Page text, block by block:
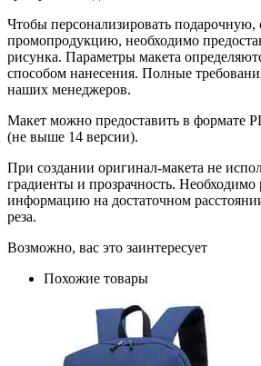
Чтобы персонализировать
промопродукцию, необходимо
рисунка. Параметры макета
способом нанесения. Полные
наших менеджеров.
Макет можно предоставить в формате
(не выше 14 версии).
При создании оригинал-макета не
градиенты и прозрачность.
информацию на достаточном
реза.
Возможно, вас это заинтересует
Похожие товары